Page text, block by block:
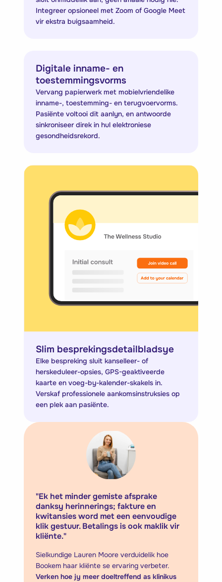
Integreer opsioneel met Zoom of Google Meet
vir ekstra buigsaamheid.
Digitale inname- en
toestemmingsvorms
Vervang papierwerk met mobielvriendelike
inname-, toestemming- en terugvoervorms.
Pasiënte voltooi dit aanlyn, en antwoorde
sinkroniseer direk in hul elektroniese
gesondheidsrekord.
Slim besprekingsdetailbladsye
Elke bespreking sluit kanselleer- of
herskeduleer-opsies, GPS-geaktiveerde
kaarte en voeg-by-kalender-skakels in.
Verskaf professionele aankomsinstruksies op
een plek aan pasiënte.
"Ek het minder gemiste afsprake
danksy herinnerings; fakture en
kwitansies word met een eenvoudige
klik gestuur. Betalings is ook maklik vir
kliënte."
Sielkundige Lauren Moore verduidelik hoe
Bookem haar kliënte se ervaring verbeter.
Verken hoe jy meer doeltreffend as klinikus